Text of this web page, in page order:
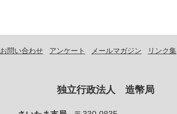
お問い合わせ アンケート メールマガジン リンク集
独立行政法人 造幣局